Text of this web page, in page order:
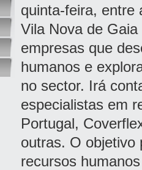
quinta-feira, entre
Vila Nova de
empresas que
humanos e
no sector. Irá
especialistas em
Portugal,
outras. O objetivo
recursos